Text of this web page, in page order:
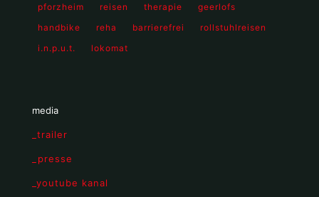
pforzheim reisen therapie
geerlofs
handbike
reha barrierefrei
rollstuhlreisen
i.n.p.u.t.
lokomat
media
_trailer
_presse
_youtube kanal